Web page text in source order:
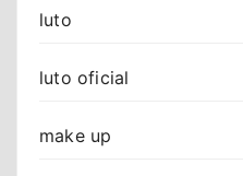
luto
luto oficial
make up